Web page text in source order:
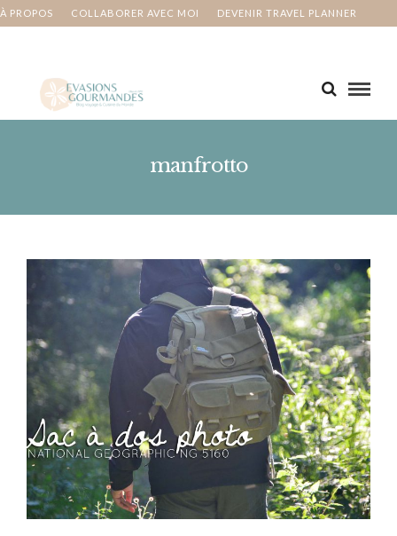
À PROPOS COLLABORER AVEC MOI DEVENIR TRAVEL PLANNER
manfrotto